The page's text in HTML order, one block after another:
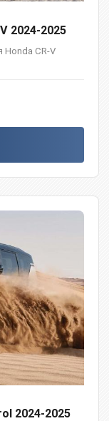
2024-2025
CR-V
2024-2025